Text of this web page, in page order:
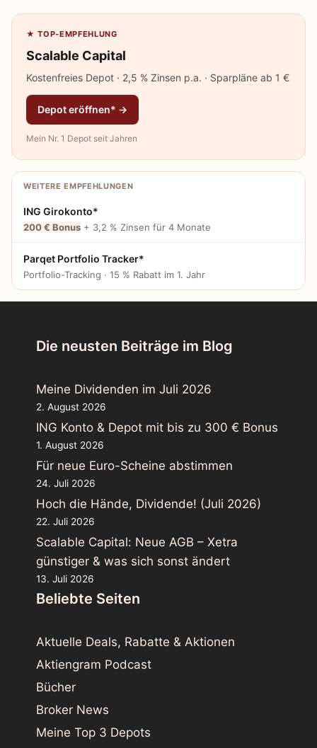
★ TOP-EMPFEHLUNG
Scalable Capital
Kostenfreies Depot · 2,5 % Zinsen p.a. · Sparpläne ab 1 €
Depot eröffnen* →
Mein Nr. 1 Depot seit Jahren
WEITERE EMPFEHLUNGEN
ING Girokonto*
200 € Bonus + 3,2 % Zinsen für 4 Monate
Parqet Portfolio Tracker*
Portfolio-Tracking · 15 % Rabatt im 1. Jahr
Die neusten Beiträge im Blog
Meine Dividenden im Juli 2026
2. August 2026
ING Konto & Depot mit bis zu 300 € Bonus
1. August 2026
Für neue Euro-Scheine abstimmen
24. Juli 2026
Hoch die Hände, Dividende! (Juli 2026)
22. Juli 2026
Scalable Capital: Neue AGB – Xetra
günstiger & was sich sonst ändert
13. Juli 2026
Beliebte Seiten
Aktuelle Deals, Rabatte & Aktionen
Aktiengram Podcast
Bücher
Broker News
Meine Top 3 Depots